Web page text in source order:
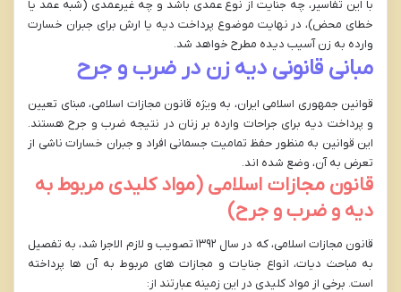
با این تفاسیر، چه جنایت از نوع عمدی باشد و چه غیرعمدی (شبه عمد یا
خطای محض)، در نهایت موضوع پرداخت دیه یا ارش برای جبران خسارت
وارده به زن آسیب دیده مطرح خواهد شد.
مبانی قانونی دیه زن در ضرب و جرح
قوانین جمهوری اسلامی ایران، به ویژه قانون مجازات اسلامی، مبنای تعیین
و پرداخت دیه برای جراحات وارده بر زنان در نتیجه ضرب و جرح هستند.
این قوانین به منظور حفظ تمامیت جسمانی افراد و جبران خسارات ناشی از
تعرض به آن، وضع شده اند.
قانون مجازات اسلامی (مواد کلیدی مربوط به
دیه و ضرب و جرح)
قانون مجازات اسلامی، که در سال ۱۳۹۲ تصویب و لازم الاجرا شد، به تفصیل
به مباحث دیات، انواع جنایات و مجازات های مربوط به آن ها پرداخته
است. برخی از مواد کلیدی در این زمینه عبارتند از: